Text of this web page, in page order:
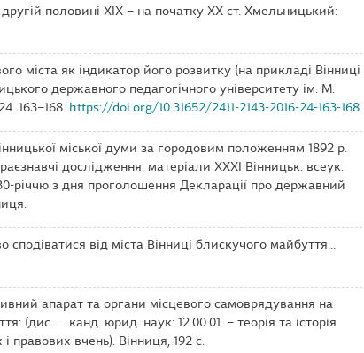
половині XIX – на початку XX ст. Хмельницький:
міста як індикатор його розвитку (на прикладі Вінниці
державного педагогічного університету ім. М.
163–168.
https://doi.org/10.31652/2411-2143-2016-24-163-168
міської думи за городовим положенням 1892 р.
дослідження: матеріали ХХХІ Вінницьк. всеук.
річчю з дня проголошення Декларації про державний
сподіватися від міста Вінниці блискучого майбуття...
апарат та органи місцевого самоврядування на
(дис. … канд. юрид. наук: 12.00.01. – теорія та історія
правових вчень). Вінниця, 192 c.